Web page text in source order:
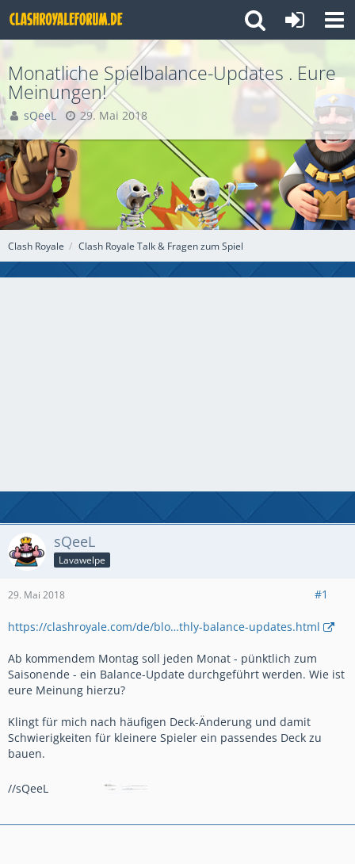
Clash Royale Clash Royale Talk & Fragen zum Spiel
Monatliche Spielbalance-Updates . Eure
Meinungen!
sQeeL 29. Mai 2018
sQeeL
Lavawelpe
29. Mai 2018 #1
https://clashroyale.com/de/blo…thly-balance-updates.html
Ab kommendem Montag soll jeden Monat - pünktlich zum
Saisonende - ein Balance-Update durchgeführt werden. Wie ist
eure Meinung hierzu?
Klingt für mich nach häufigen Deck-Änderung und damit
Schwierigkeiten für kleinere Spieler ein passendes Deck zu
bauen.
//sQeeL